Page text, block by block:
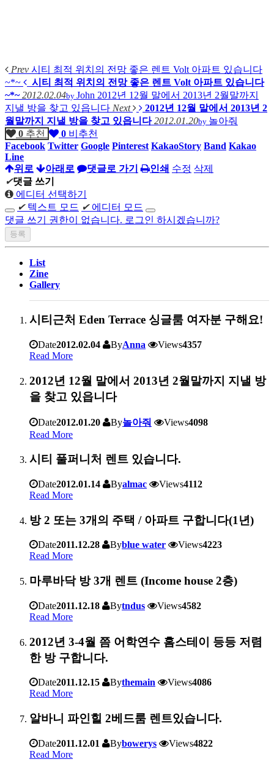
Prev 시티 최적 위치의 전망 좋은 렌트 Volt 아파트 있습니다
~*~
시티 최적 위치의 전망 좋은 렌트 Volt 아파트 있습니다
~*~ 2012.02.04by John 2012년 12월 말에서 2013년 2월말까지
지낼 방을 찾고 있읍니다 Next
2012년 12월 말에서 2013년 2
월말까지 지낼 방을 찾고 있읍니다 2012.01.20by 놀아줘
0 추천 0 비추천
Facebook Twitter Google Pinterest KakaoStory Band Kakao
Line
위로
아래로 댓글로 가기 인쇄 수정 삭제
✔댓글 쓰기
에디터 선택하기
✔ 텍스트 모드 ✔ 에디터 모드
댓글 쓰기 권한이 없습니다. 로그인 하시겠습니까?
List
Zine
Gallery
시티근처 Eden Terrace 싱글룸 여자분 구해요!
Date2012.02.04 ByAnna Views4357
Read More
2012년 12월 말에서 2013년 2월말까지 지낼 방
을 찾고 있읍니다
Date2012.01.20 By놀아줘 Views4098
Read More
시티 풀퍼니처 렌트 있습니다.
Date2012.01.14 Byalmac Views4112
Read More
방 2 또는 3개의 주택 / 아파트 구합니다(1년)
Date2011.12.28 Byblue water Views4223
Read More
마루바닥 방 3개 렌트 (Income house 2층)
Date2011.12.18 Bytndus Views4582
Read More
2012년 3-4월 쯤 어학연수 홈스테이 등등 저렴
한 방 구합니다.
Date2011.12.15 Bythemain Views4086
Read More
알바니 파인힐 2베드룸 렌트있습니다.
Date2011.12.01 Bybowerys Views4822
Read More